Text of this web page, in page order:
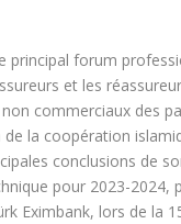
principal forum
et les
commerciaux des
de la coopération
conclusions de
pour 2023-2024,
Eximbank, lors de la